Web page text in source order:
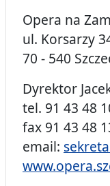
Opera na
ul. Korsarzy
70 - 540
Dyrektor
tel. 91 43 48
fax 91 43 48
email: